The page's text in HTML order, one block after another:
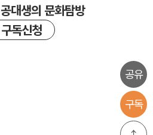
공대생의 문화탐방
구독신청
공유
구독